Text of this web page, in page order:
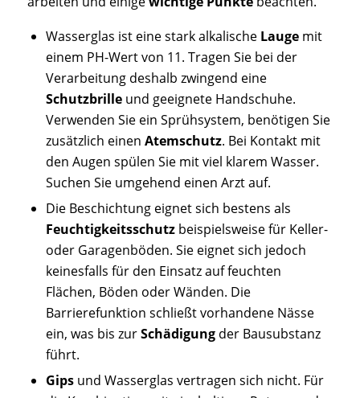
Wasserglas ist eine stark alkalische Laugemit
einem PH-Wert von 11. Tragen Sie bei der
Verarbeitung deshalb zwingend eine
Schutzbrilleund geeignete Handschuhe.
Verwenden Sie ein Sprühsystem, benötigen Sie
zusätzlich einen Atemschutz. Bei Kontakt mit
den Augen spülen Sie mit viel klarem Wasser.
Suchen Sie umgehend einen Arzt auf.
Die Beschichtung eignet sich bestens als
Feuchtigkeitsschutzbeispielsweise für Keller-
oder Garagenböden. Sie eignet sich jedoch
keinesfalls für den Einsatz auf feuchten
Flächen, Böden oder Wänden. Die
Barrierefunktion schließt vorhandene Nässe
ein, was bis zurSchädigungder Bausubstanz
führt.
Gipsund Wasserglas vertragen sich nicht. Für